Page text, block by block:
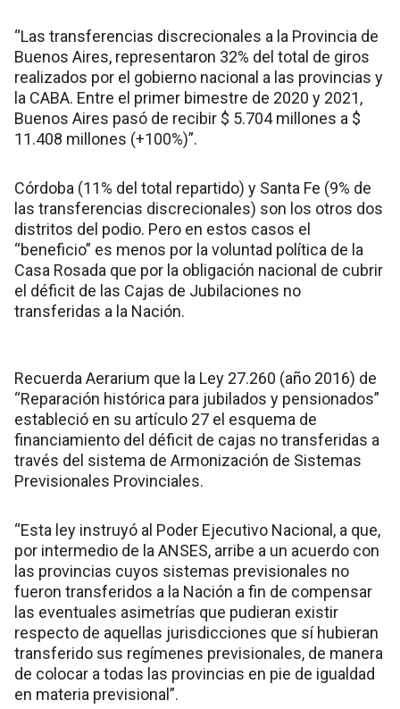
“Las transferencias discrecionales a la Provincia de
Buenos Aires, representaron 32% del total de giros
realizados por el gobierno nacional a las provincias y
la CABA. Entre el primer bimestre de 2020 y 2021,
Buenos Aires pasó de recibir $ 5.704 millones a $
11.408 millones (+100%)”.
Córdoba (11% del total repartido) y Santa Fe (9% de
las transferencias discrecionales) son los otros dos
distritos del podio. Pero en estos casos el
“beneficio” es menos por la voluntad política de la
Casa Rosada que por la obligación nacional de cubrir
el déficit de las Cajas de Jubilaciones no
transferidas a la Nación.
Recuerda Aerarium que la Ley 27.260 (año 2016) de
“Reparación histórica para jubilados y pensionados”
estableció en su artículo 27 el esquema de
financiamiento del déficit de cajas no transferidas a
través del sistema de Armonización de Sistemas
Previsionales Provinciales.
“Esta ley instruyó al Poder Ejecutivo Nacional, a que,
por intermedio de la ANSES, arribe a un acuerdo con
las provincias cuyos sistemas previsionales no
fueron transferidos a la Nación a fin de compensar
las eventuales asimetrías que pudieran existir
respecto de aquellas jurisdicciones que sí hubieran
transferido sus regímenes previsionales, de manera
de colocar a todas las provincias en pie de igualdad
en materia previsional”.